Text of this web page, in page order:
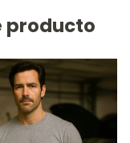
producto